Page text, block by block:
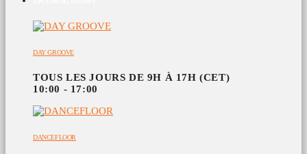
DAY GROOVE
TOUS LES JOURS DE 9H À 17H (CET)
10:00 - 17:00
DANCEFLOOR